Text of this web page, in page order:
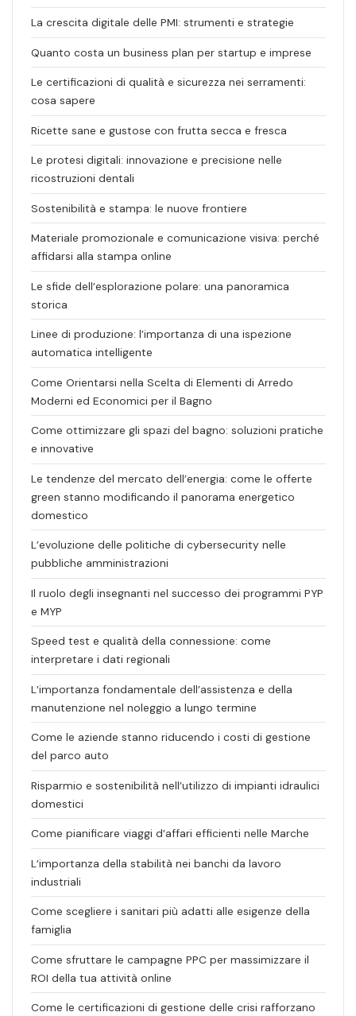
La crescita digitale delle PMI: strumenti e strategie
Quanto costa un business plan per startup e imprese
Le certificazioni di qualità e sicurezza nei serramenti:
cosa sapere
Ricette sane e gustose con frutta secca e fresca
Le protesi digitali: innovazione e precisione nelle
ricostruzioni dentali
Sostenibilità e stampa: le nuove frontiere
Materiale promozionale e comunicazione visiva: perché
affidarsi alla stampa online
Le sfide dell’esplorazione polare: una panoramica
storica
Linee di produzione: l’importanza di una ispezione
automatica intelligente
Come Orientarsi nella Scelta di Elementi di Arredo
Moderni ed Economici per il Bagno
Come ottimizzare gli spazi del bagno: soluzioni pratiche
e innovative
Le tendenze del mercato dell’energia: come le offerte
green stanno modificando il panorama energetico
domestico
L’evoluzione delle politiche di cybersecurity nelle
pubbliche amministrazioni
Il ruolo degli insegnanti nel successo dei programmi PYP
e MYP
Speed test e qualità della connessione: come
interpretare i dati regionali
L’importanza fondamentale dell’assistenza e della
manutenzione nel noleggio a lungo termine
Come le aziende stanno riducendo i costi di gestione
del parco auto
Risparmio e sostenibilità nell’utilizzo di impianti idraulici
domestici
Come pianificare viaggi d’affari efficienti nelle Marche
L’importanza della stabilità nei banchi da lavoro
industriali
Come scegliere i sanitari più adatti alle esigenze della
famiglia
Come sfruttare le campagne PPC per massimizzare il
ROI della tua attività online
Come le certificazioni di gestione delle crisi rafforzano